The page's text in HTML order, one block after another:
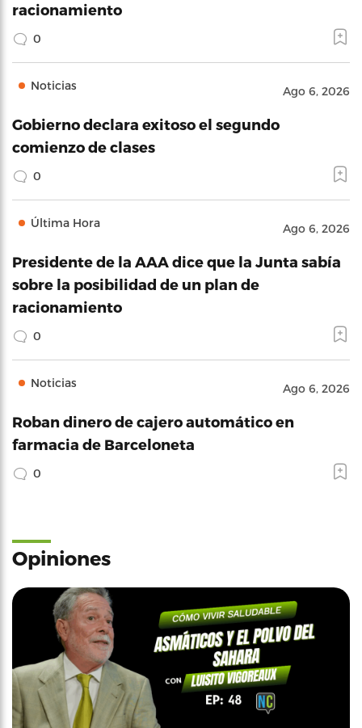
racionamiento
0
Noticias Ago 6, 2026
Gobierno declara exitoso el segundo
comienzo de clases
0
Última Hora Ago 6, 2026
Presidente de la AAA dice que la Junta sabía
sobre la posibilidad de un plan de
racionamiento
0
Noticias Ago 6, 2026
Roban dinero de cajero automático en
farmacia de Barceloneta
0
Opiniones